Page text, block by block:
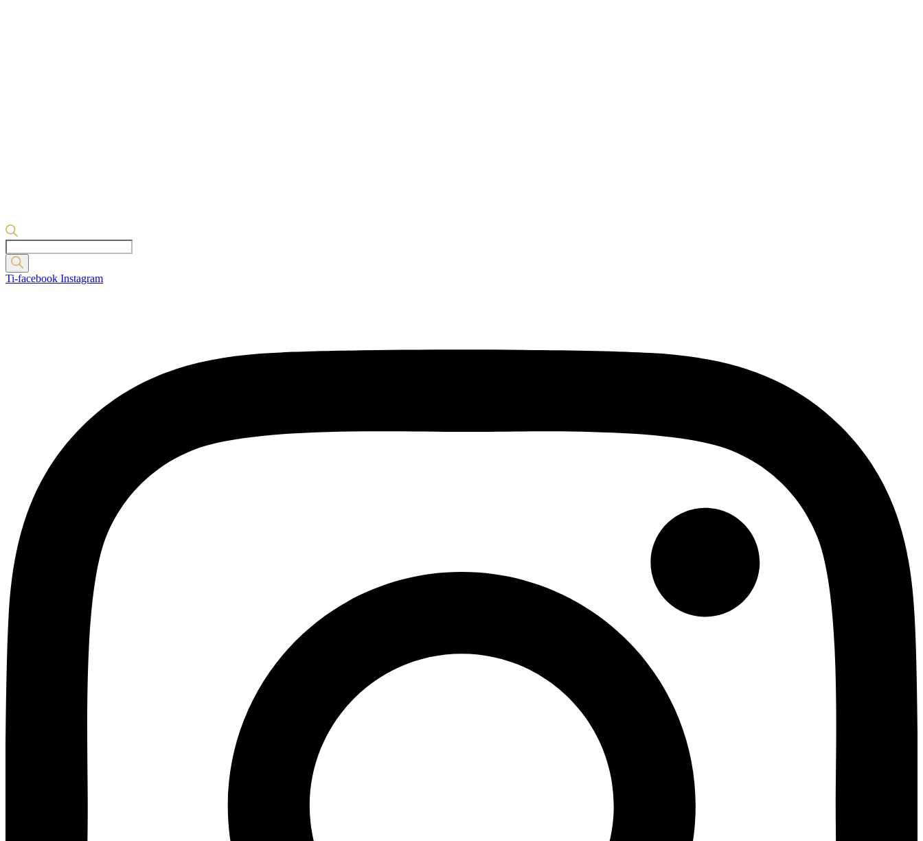
Products
search
Ti-facebook Instagram